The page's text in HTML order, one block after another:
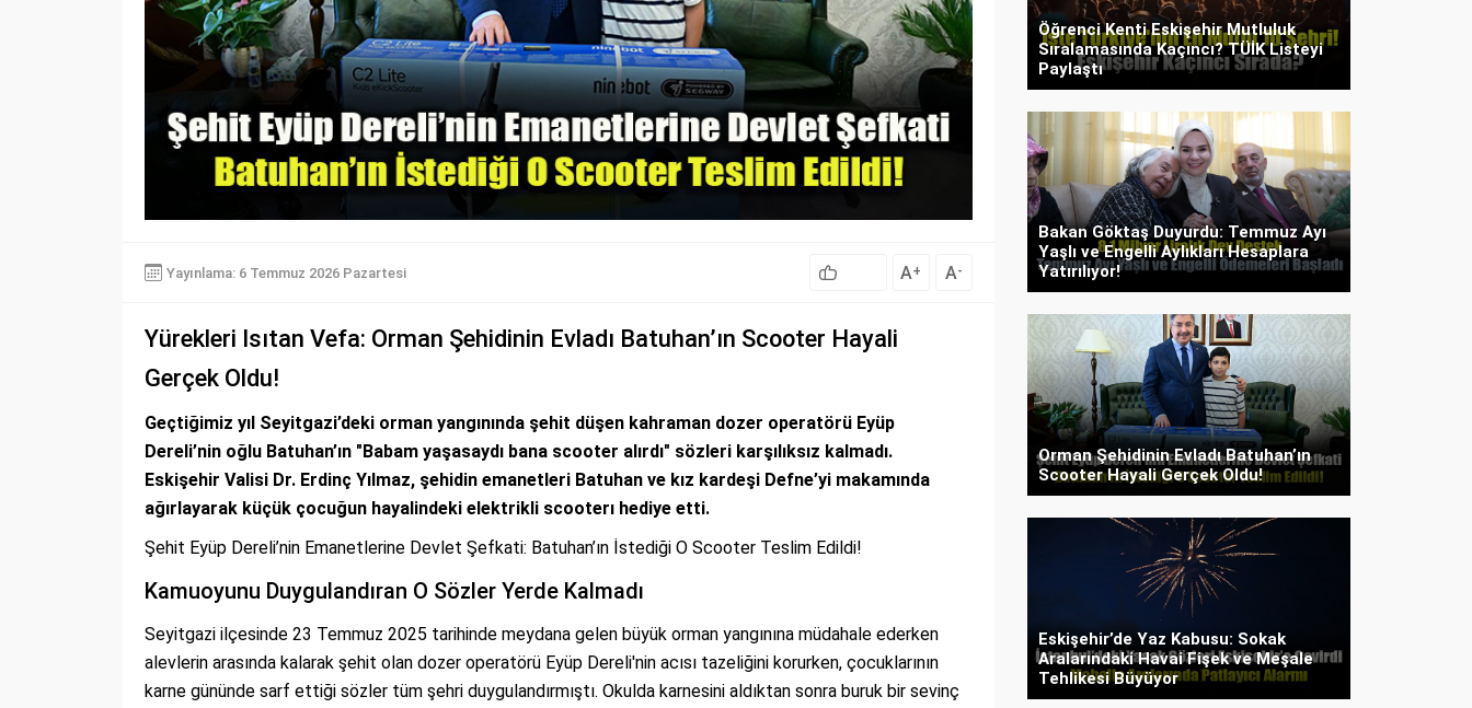
Yayınlama: 6 Temmuz 2026 Pazartesi A+ A-
Yürekleri Isıtan Vefa: Orman Şehidinin Evladı Batuhan’ın Scooter Hayali
Gerçek Oldu!
Geçtiğimiz yıl Seyitgazi’deki orman yangınında şehit düşen kahraman dozer operatörü Eyüp
Dereli’nin oğlu Batuhan’ın "Babam yaşasaydı bana scooter alırdı" sözleri karşılıksız kalmadı.
Eskişehir Valisi Dr. Erdinç Yılmaz, şehidin emanetleri Batuhan ve kız kardeşi Defne’yi makamında
ağırlayarak küçük çocuğun hayalindeki elektrikli scooterı hediye etti.
Şehit Eyüp Dereli’nin Emanetlerine Devlet Şefkati: Batuhan’ın İstediği O Scooter Teslim Edildi!
Kamuoyunu Duygulandıran O Sözler Yerde Kalmadı
Seyitgazi ilçesinde 23 Temmuz 2025 tarihinde meydana gelen büyük orman yangınına müdahale ederken
alevlerin arasında kalarak şehit olan dozer operatörü Eyüp Dereli'nin acısı tazeliğini korurken, çocuklarının
karne gününde sarf ettiği sözler tüm şehri duygulandırmıştı. Okulda karnesini aldıktan sonra buruk bir sevinç
Öğrenci Kenti Eskişehir Mutluluk
Sıralamasında Kaçıncı? TÜİK Listeyi
Paylaştı
Bakan Göktaş Duyurdu: Temmuz Ayı
Yaşlı ve Engelli Aylıkları Hesaplara
Yatırılıyor!
Orman Şehidinin Evladı Batuhan’ın
Scooter Hayali Gerçek Oldu!
Eskişehir’de Yaz Kabusu: Sokak
Aralarındaki Havai Fişek ve Meşale
Tehlikesi Büyüyor